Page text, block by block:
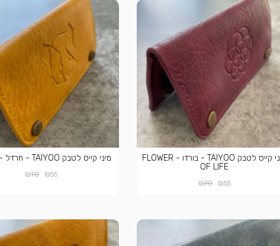
מיני קייס לטבק TAIYOO - בורדו - FLOWER
OF LIFE
₪55
₪70
מיני קייס לטבק TAIYOO - חרדל - PANDA
₪55
₪70